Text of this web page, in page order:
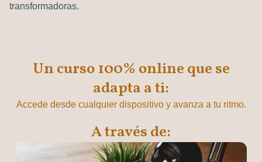
transformadoras.
Un curso 100% online que se
adapta a ti:
Accede desde cualquier dispositivo y avanza a tu ritmo.
A través de: